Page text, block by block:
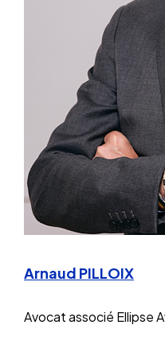
Arnaud PILLOIX
Avocat associé Ellipse